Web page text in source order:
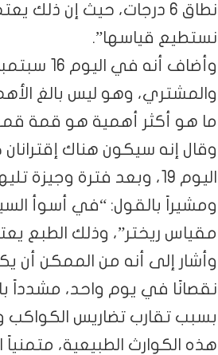
نطاق 6 درجات، حيث إن
نستطيع قياسها”.
وأضاف
والمشتري، وهو ليس بالغ
ما هو أكثر أهمية هو قمة
وقال إنه سيكون هناك
اليوم 19، وبعد فترة
مقياس ريختر”، وذلك الطبع
بسبب تقارب تضاريس الكواكب
هذه الكوارث الطبيعية، متمنياً